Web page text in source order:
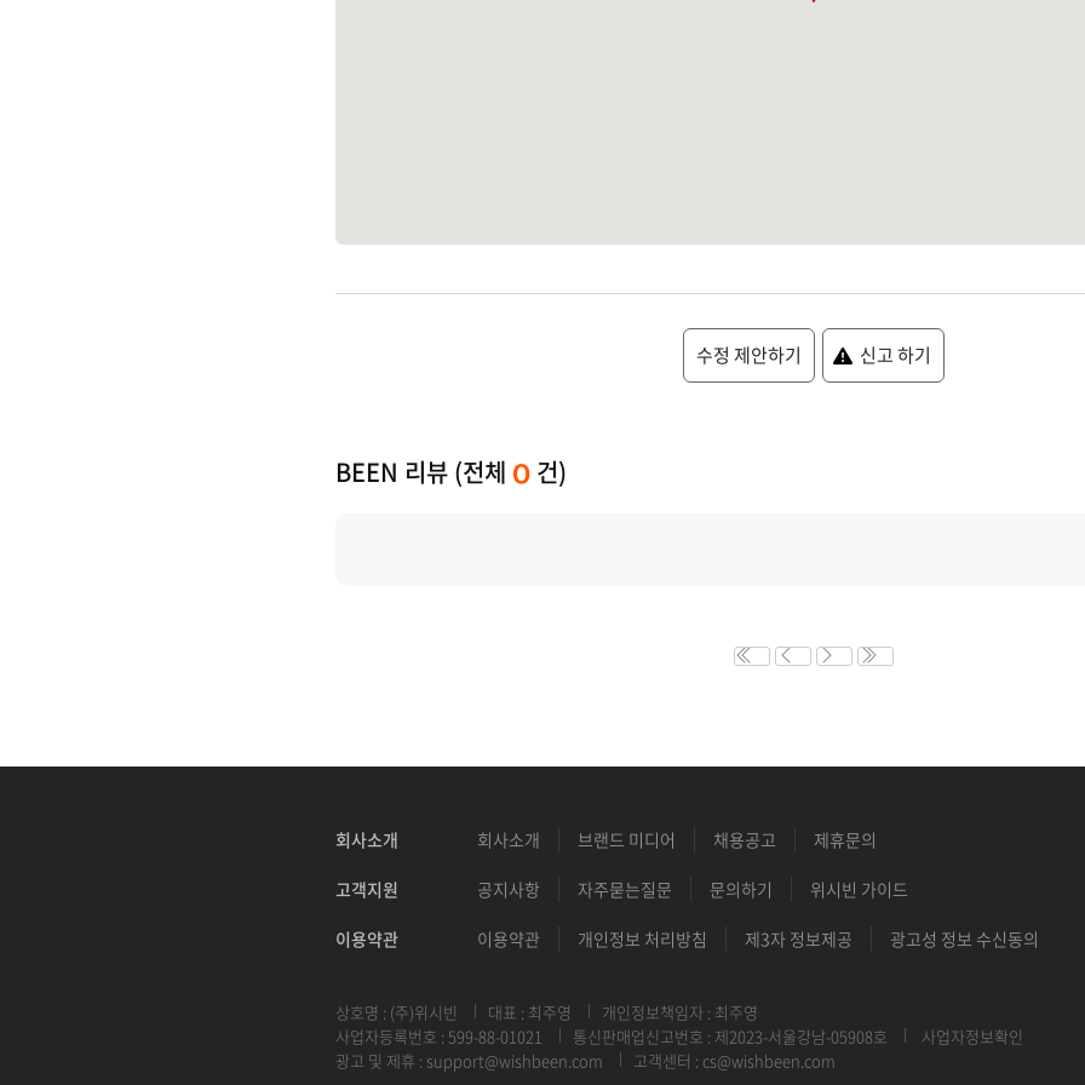
수정 제안하기 신고 하기
BEEN 리뷰 (전체 0 건)
회사소개 회사소개 브랜드 미디어 채용공고 제휴문의
고객지원 공지사항 자주묻는질문 문의하기 위시빈 가이드
이용약관 이용약관 개인정보 처리방침 제3자 정보제공 광고성 정보 수신동의
상호명 : (주)위시빈 대표 : 최주영
개인정보책임자 : 최주영
사업자등록번호 : 599-88-01021
통신판매업신고번호 : 제2023-서울강남-05908호
사업자정보확인
광고 및 제휴 : support@wishbeen.com 고객센터 : cs@wishbeen.com